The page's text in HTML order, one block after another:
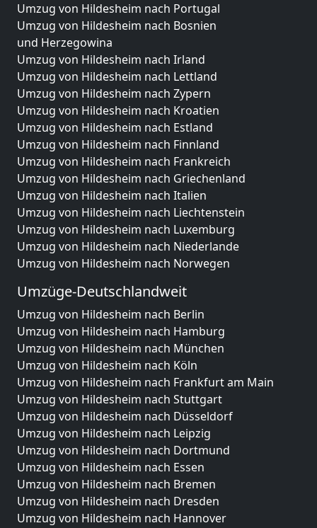
Umzug von Hildesheim nach Portugal
Umzug von Hildesheim nach Bosnien
und Herzegowina
Umzug von Hildesheim nach Irland
Umzug von Hildesheim nach Lettland
Umzug von Hildesheim nach Zypern
Umzug von Hildesheim nach Kroatien
Umzug von Hildesheim nach Estland
Umzug von Hildesheim nach Finnland
Umzug von Hildesheim nach Frankreich
Umzug von Hildesheim nach Griechenland
Umzug von Hildesheim nach Italien
Umzug von Hildesheim nach Liechtenstein
Umzug von Hildesheim nach Luxemburg
Umzug von Hildesheim nach Niederlande
Umzug von Hildesheim nach Norwegen
Umzüge-Deutschlandweit
Umzug von Hildesheim nach Berlin
Umzug von Hildesheim nach Hamburg
Umzug von Hildesheim nach München
Umzug von Hildesheim nach Köln
Umzug von Hildesheim nach Frankfurt am Main
Umzug von Hildesheim nach Stuttgart
Umzug von Hildesheim nach Düsseldorf
Umzug von Hildesheim nach Leipzig
Umzug von Hildesheim nach Dortmund
Umzug von Hildesheim nach Essen
Umzug von Hildesheim nach Bremen
Umzug von Hildesheim nach Dresden
Umzug von Hildesheim nach Hannover